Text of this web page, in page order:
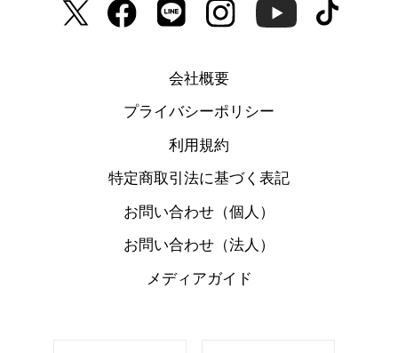
会社概要
プライバシーポリシー
利用規約
特定商取引法に基づく表記
お問い合わせ（個人）
お問い合わせ（法人）
メディアガイド